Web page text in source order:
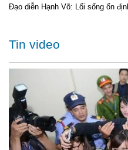
Đạo diễn Hạnh Võ: Lối sống ổn
Tin video